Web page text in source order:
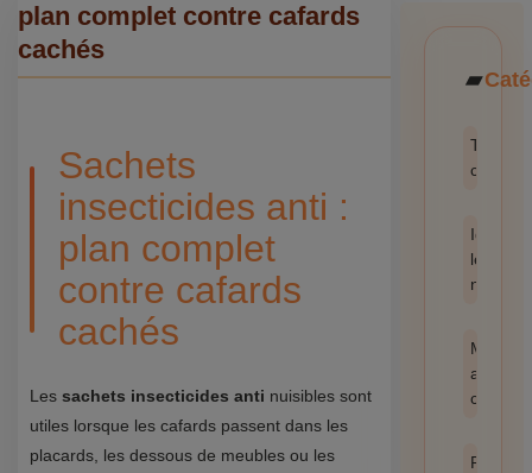
plan complet contre cafards
cachés
Sachets
insecticides anti :
plan complet
contre cafards
cachés
Les sachets insecticides anti nuisibles sont
utiles lorsque les cafards passent dans les
placards, les dessous de meubles ou les
Toutes
les
anti-
cafards